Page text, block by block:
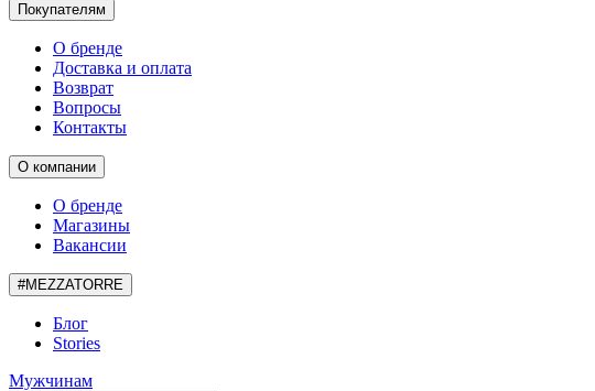
Покупателям
О бренде
Доставка и оплата
Возврат
Вопросы
Контакты
О компании
О бренде
Магазины
Вакансии
#MEZZATORRE
Блог
Stories
Мужчинам